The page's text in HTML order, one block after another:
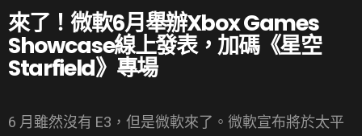
來了！微軟6月舉辦Xbox Games
Showcase線上發表，加碼《星空
Starfield》專場
6 月雖然沒有 E3，但是微軟來了。微軟宣布將於太平